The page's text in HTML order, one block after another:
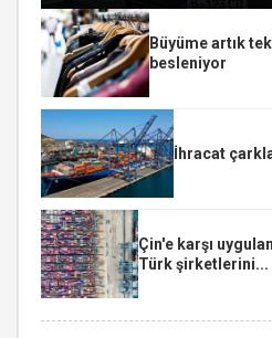
Büyüme artık
besleniyor
İhracat
Çin'e karşı
Türk şirketlerini...